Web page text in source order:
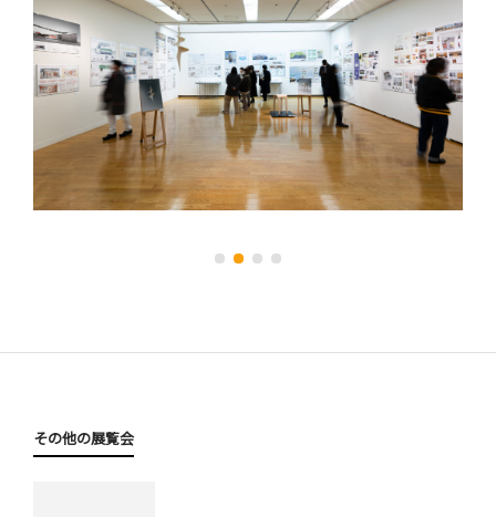
その他の展覧会